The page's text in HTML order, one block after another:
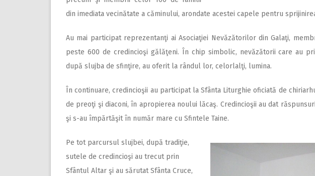
din imediata vecinătate a căminului, arondate acestei capele pentru
Au mai participat reprezentanţi ai Asociaţiei Nevăzătorilor din Galaţi,
peste 600 de credincioşi gălăţeni. În chip simbolic, nevăzătorii care au
după slujba de sfinţire, au oferit la rândul lor, celorlalţi, lumina.
În continuare, credincioşii au participat la Sfânta Liturghie oficiată de
de preoţi şi diaconi, în apropierea noului lăcaş. Credincioşii au dat
şi s-au împărtăşit în număr mare cu Sfintele Taine.
Pe tot parcursul slujbei, după tradiţie,
sutele de credincioşi au trecut prin
Sfântul Altar şi au sărutat Sfânta Cruce,